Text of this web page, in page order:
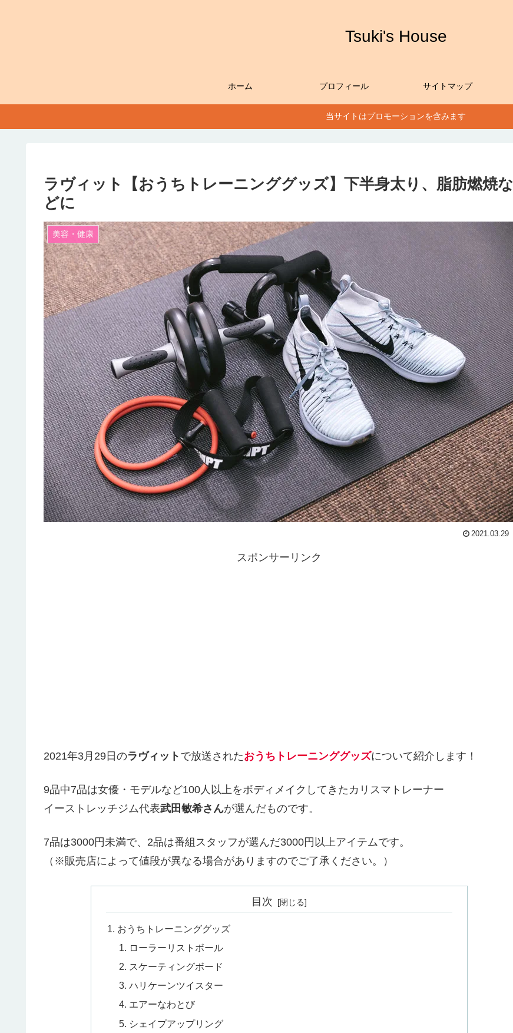
Tsuki's House
ホーム プロフィール サイトマップ
当サイトはプロモーションを含みます
ラヴィット【おうちトレーニンググッズ】下半身太り、脂肪燃焼な
どに
美容・健康
2021.03.29
スポンサーリンク
2021年3月29日のラヴィット で放送されたおうちトレーニンググッズについて紹介します！
9品中7品は女優・モデルなど100人以上をボディメイクしてきたカリスマトレーナー
イーストレッチジム代表武田敏希さんが選んだものです。
7品は3000円未満で、2品は番組スタッフが選んだ3000円以上アイテムです。
（※販売店によって値段が異なる場合がありますのでご了承ください。）
目次
おうちトレーニンググッズ
ローラーリストボール
スケーティングボード
ハリケーンツイスター
エアーなわとび
シェイプアップリング